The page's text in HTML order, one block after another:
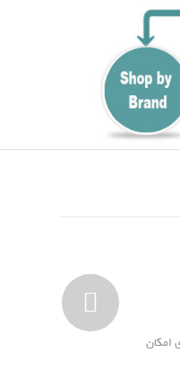
امکان